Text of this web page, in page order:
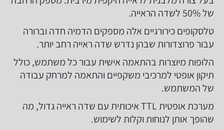
של 50% לשדה הראייה.
טלסקופים כירורגיים אלה מספקים הדמיה חדה וברורה
עבור פרוצדורות שבהן נדרש שדה ראייה רחב יותר.
הלופות מיוצרות בהתאמה אישית עבור כל משתמש, כולל
תיקון אופטי למרכיבי משקפיים והתאמה למרחק עבודה
של המשתמש.
מערכת אופטית TTL איכותית עם שדה ראייה גדול, מה
שהופך אותן לנוחות וקלות לשימוש.